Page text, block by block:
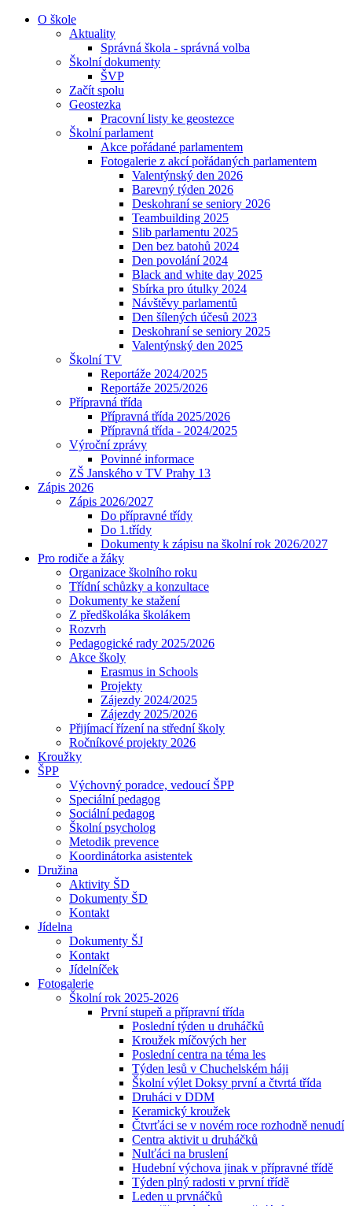
O škole
Aktuality
Správná škola - správná volba
Školní dokumenty
ŠVP
Začít spolu
Geostezka
Pracovní listy ke geostezce
Školní parlament
Akce pořádané parlamentem
Fotogalerie z akcí pořádaných parlamentem
Valentýnský den 2026
Barevný týden 2026
Deskohraní se seniory 2026
Teambuilding 2025
Slib parlamentu 2025
Den bez batohů 2024
Den povolání 2024
Black and white day 2025
Sbírka pro útulky 2024
Návštěvy parlamentů
Den šílených účesů 2023
Deskohraní se seniory 2025
Valentýnský den 2025
Školní TV
Reportáže 2024/2025
Reportáže 2025/2026
Přípravná třída
Přípravná třída 2025/2026
Přípravná třída - 2024/2025
Výroční zprávy
Povinné informace
ZŠ Janského v TV Prahy 13
Zápis 2026
Zápis 2026/2027
Do přípravné třídy
Do 1.třídy
Dokumenty k zápisu na školní rok 2026/2027
Pro rodiče a žáky
Organizace školního roku
Třídní schůzky a konzultace
Dokumenty ke stažení
Z předškoláka školákem
Rozvrh
Pedagogické rady 2025/2026
Akce školy
Erasmus in Schools
Projekty
Zájezdy 2024/2025
Zájezdy 2025/2026
Přijímací řízení na střední školy
Ročníkové projekty 2026
Kroužky
ŠPP
Výchovný poradce, vedoucí ŠPP
Speciální pedagog
Sociální pedagog
Školní psycholog
Metodik prevence
Koordinátorka asistentek
Družina
Aktivity ŠD
Dokumenty ŠD
Kontakt
Jídelna
Dokumenty ŠJ
Kontakt
Jídelníček
Fotogalerie
Školní rok 2025-2026
První stupeň a přípravní třída
Poslední týden u druháčků
Kroužek míčových her
Poslední centra na téma les
Týden lesů v Chuchelském háji
Školní výlet Doksy první a čtvrtá třída
Druháci v DDM
Keramický kroužek
Čtvrťáci se v novém roce rozhodně nenudí
Centra aktivit u druháčků
Nulťáci na bruslení
Hudební výchova jinak v přípravné třídě
Týden plný radosti v první třídě
Leden u prvnáčků